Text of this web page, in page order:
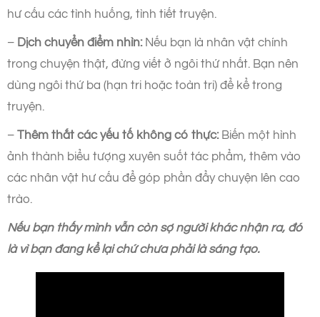
hư cấu các tình huống, tình tiết truyện.
– Dịch chuyển điểm nhìn: Nếu bạn là nhân vật chính
trong chuyện thật, đừng viết ở ngôi thứ nhất. Bạn nên
dùng ngôi thứ ba (hạn tri hoặc toàn tri) để kể trong
truyện.
– Thêm thắt các yếu tố không có thực:Biến một hình
ảnh thành biểu tượng xuyên suốt tác phẩm, thêm vào
các nhân vật hư cấu để góp phần đẩy chuyện lên cao
trào.
Nếu bạn thấy mình vẫn còn sợ người khác nhận ra, đó
là vì bạn đang kể lại chứ chưa phải là sáng tạo.